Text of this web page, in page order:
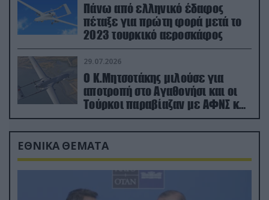
Πάνω από ελληνικό έδαφος
πέταξε για πρώτη φορά μετά το
2023 τουρκικό αεροσκάφος
29.07.2026
Ο Κ.Μητσοτάκης μιλούσε για
αποτροπή στο Αγαθονήσι και οι
Τούρκοι παραβίαζαν με ΑΦΝΣ και
drone
ΕΘΝΙΚΑ ΘΕΜΑΤΑ